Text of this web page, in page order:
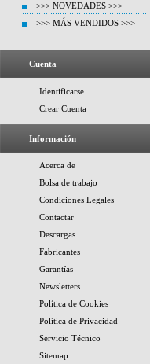
>>> NOVEDADES >>>
>>> MÁS VENDIDOS >>>
Cuenta
Identificarse
Crear Cuenta
Información
Acerca de
Bolsa de trabajo
Condiciones Legales
Contactar
Descargas
Fabricantes
Garantías
Newsletters
Política de Cookies
Política de Privacidad
Servicio Técnico
Sitemap